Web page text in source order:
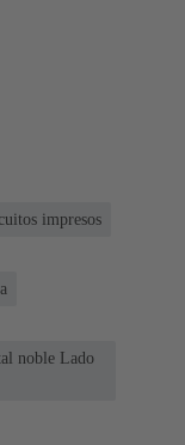
impresos
noble Lado